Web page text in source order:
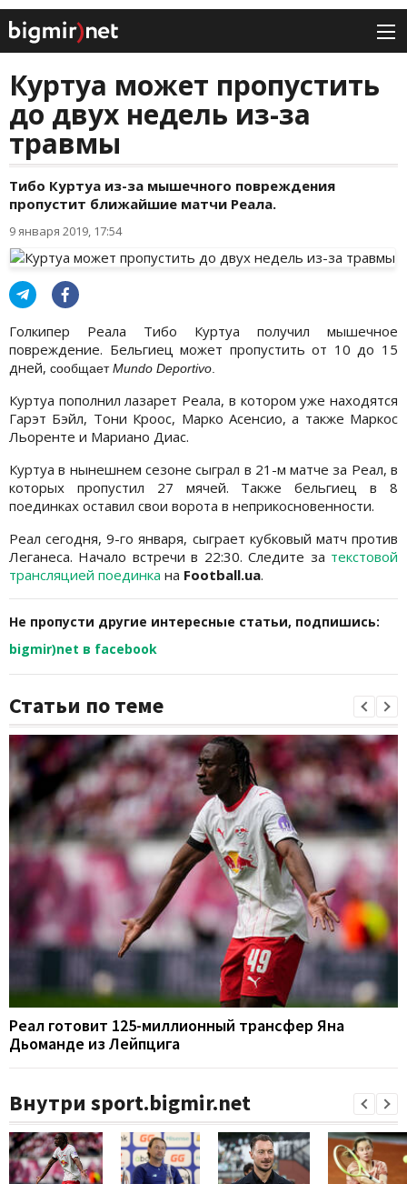
Куртуа может пропустить
до двух недель из-за
травмы
Тибо Куртуа из-за мышечного повреждения
пропустит ближайшие матчи Реала.
9 января 2019, 17:54
Голкипер Реала Тибо Куртуа получил мышечное
повреждение. Бельгиец может пропустить от 10 до 15
дней, сообщаетMundo Deportivo.
Куртуа пополнил лазарет Реала, в котором уже находятся
Гарэт Бэйл, Тони Кроос, Марко Асенсио, а также Маркос
Льоренте и Мариано Диас.
Куртуа в нынешнем сезоне сыграл в 21-м матче за Реал, в
которых пропустил 27 мячей. Также бельгиец в 8
поединках оставил свои ворота в неприкосновенности.
Реал сегодня, 9-го января, сыграет кубковый матч против
Леганеса. Начало встречи в 22:30. Следите за текстовой
трансляцией поединка на Football.ua.
Не пропусти другие интересные статьи, подпишись:
bigmir)net в facebook
Статьи по теме
Реал готовит 125-миллионный трансфер Яна
Дьоманде из Лейпцига
Внутри sport.bigmir.net